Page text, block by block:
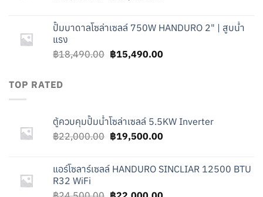
฿17,875.00.฿14,875.00.
ปั๊มบาดาลโซล่าเซลล์ 750W HANDURO 2" | สูบน้ำ
แรง
฿18,490.00 Original
฿15,490.00Current
TOP RATED
ตู้ควบคุมปั๊มน้ำโซล่าเซลล์ 5.5KW Inverter
฿22,000.00 Original
฿22,000.00.
฿19,500.00Current
฿19,500.00.
แอร์โซลาร์เซลล์ HANDURO SINCLIAR 12500 BTU
R32 WiFi